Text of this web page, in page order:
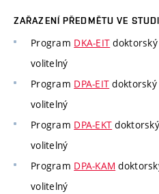
ZAŘAZENÍ PŘEDMĚTU VE
Program DKA-EIT
volitelný
Program DPA-EIT
volitelný
Program DPA-EKT
volitelný
Program DPA-KAM
volitelný